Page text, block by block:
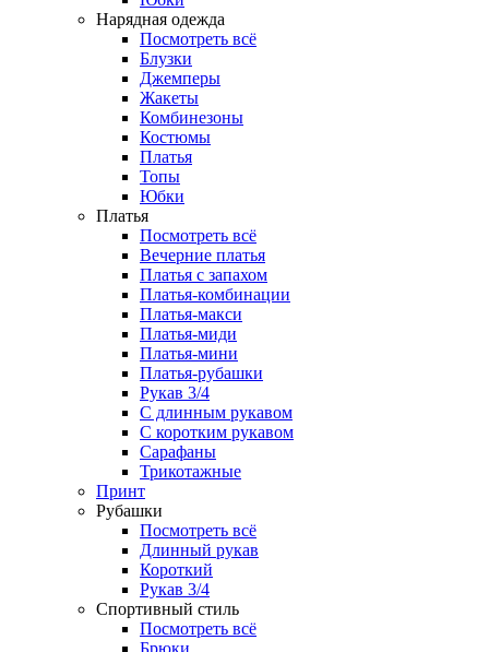
Нарядная одежда
Посмотреть всё
Блузки
Джемперы
Жакеты
Комбинезоны
Костюмы
Платья
Топы
Юбки
Платья
Посмотреть всё
Вечерние платья
Платья с запахом
Платья-комбинации
Платья-макси
Платья-миди
Платья-мини
Платья-рубашки
Рукав 3/4
С длинным рукавом
С коротким рукавом
Сарафаны
Трикотажные
Принт
Рубашки
Посмотреть всё
Длинный рукав
Короткий
Рукав 3/4
Спортивный стиль
Посмотреть всё
Брюки